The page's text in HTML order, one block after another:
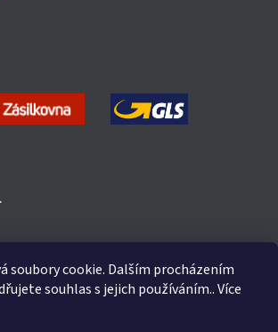
soubory cookie. Dalším procházením
souhlas s jejich používáním.. Více